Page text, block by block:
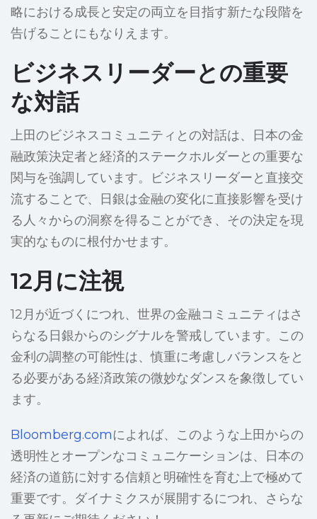
略における成長と安定の両立を目指す新たな段階を
告げることにもなりえます。
ビジネスリーダーとの重要
な対話
上田のビジネスコミュニティとの対話は、日本の金
融政策決定者と経済的ステークホルダーとの重要な
関与を強調しています。ビジネスリーダーと直接交
流することで、日銀は金融の変化に直接影響を受け
る人々からの洞察を得ることができ、その決定を現
実的なものに根付かせます。
12月に注視
12月が近づくにつれ、世界の金融コミュニティはさ
らなる日銀からのシグナルを警戒しています。この
金利の調整の可能性は、慎重に考慮しバランスをと
る必要がある経済政策の微妙なダンスを象徴してい
ます。
Bloomberg.comによれば、このような上田からの
透明性とオープンなコミュニケーションは、日本の
経済の道筋に対する信頼と明確性を育む上で極めて
重要です。ダイナミクスが展開するにつれ、さらな